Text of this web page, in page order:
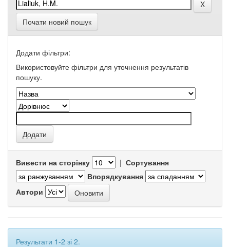
Почати новий пошук
Додати фільтри:
Використовуйте фільтри для уточнення результатів
пошуку.
Вивести на сторінку | Сортування
Впорядкування
Автори
Результати 1-2 зі 2.